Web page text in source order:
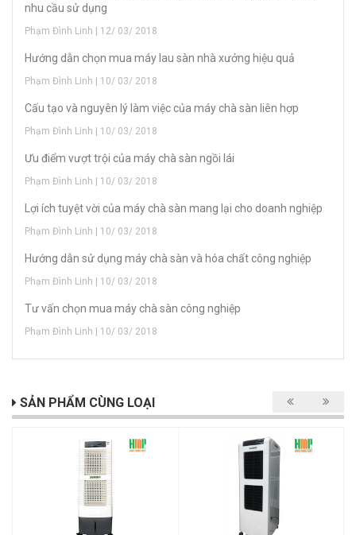
nhu cầu sử dụng
Phạm Đình Linh | 12/ 03/ 2018
Hướng dẫn chọn mua máy lau sàn nhà xưởng hiệu quả
Phạm Đình Linh | 10/ 03/ 2018
Cấu tạo và nguyên lý làm việc của máy chà sàn liên hợp
Phạm Đình Linh | 10/ 03/ 2018
Ưu điểm vượt trội của máy chà sàn ngồi lái
Phạm Đình Linh | 10/ 03/ 2018
Lợi ích tuyệt vời của máy chà sàn mang lại cho doanh nghiệp
Phạm Đình Linh | 10/ 03/ 2018
Hướng dẫn sử dụng máy chà sàn và hóa chất công nghiệp
Phạm Đình Linh | 10/ 03/ 2018
Tư vấn chọn mua máy chà sàn công nghiệp
Phạm Đình Linh | 10/ 03/ 2018
SẢN PHẨM CÙNG LOẠI